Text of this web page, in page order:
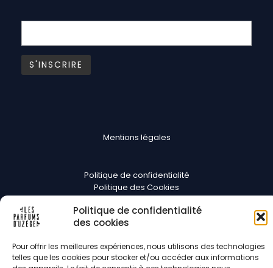
Politique de confidentialité
des cookies
Pour offrir les meilleures expériences, nous utilisons des technologies
telles que les cookies pour stocker et/ou accéder aux informations
Mentions légales
Politique de confidentialité
Politique des Cookies
Suivez-nous